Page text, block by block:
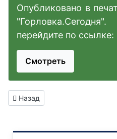
Опубликовано в
перейдите по ссылке:
Смотреть
Предыдущий: В отделениях
Назад